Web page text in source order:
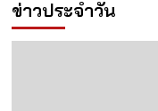
ข่าวประจำวัน